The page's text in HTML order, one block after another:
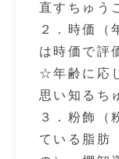
直すちゅう
２．時価（
は時価で評
☆年齢に応
思い知るち
３．粉飾（
ている脂肪